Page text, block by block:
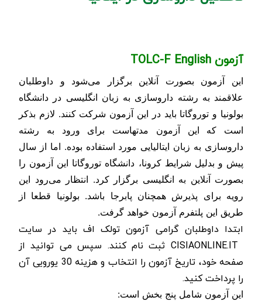
آزمون TOLC-F English
این آزمون بصورت آنلاین برگزار می‌شود و داوطلبان
علاقمند به رشته داروسازی به زبان انگلیسی در دانشگاه
بولونیا و توروگاتا باید در این آزمون شرکت کنند. لازم بذکر
است که این آزمون مدتهاست برای ورود به رشته
داروسازی به زبان ایتالیایی مورد استفاده بوده. اما از سال
پیش و بدلیل شرایط کرونا، دانشگاه توروگاتا این آزمون را
بصورت آنلاین به انگلیسی برگزار کرد. انتظار می‌رود این
رویه برای پذیرش همچنان پابرجا باشد. بولونیا قطعا از
طریق این پلتفرم آزمون خواهد گرفت.
ابتدا داوطلبان گرامی آزمون تولک اف باید در سایت
CISIAONLINE.IT ثبت نام کنند. سپس می توانید از
صفحه خود، تاریخ آزمون را انتخاب و هزینه 30 یورویی آن
را پرداخت کنید.
این آزمون شامل پنج بخش است: